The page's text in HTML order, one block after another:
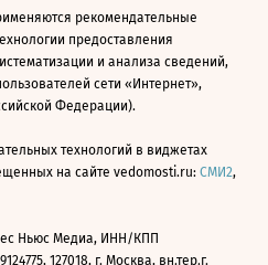
рекомендательные
предоставления
и анализа сведений,
сети «Интернет»,
Федерации).
технологий в виджетах
на сайте vedomosti.ru: СМИ2,
Ньюс Медиа, ИНН/КПП
127018, г. Москва, вн.тер.г.